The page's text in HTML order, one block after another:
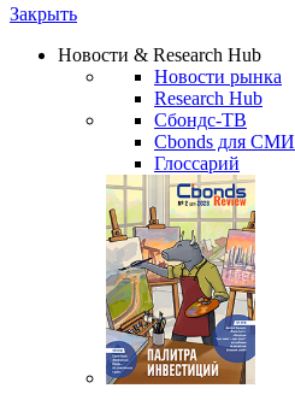
Закрыть
Новости & Research Hub
Новости рынка
Research Hub
Сбондс-ТВ
Cbonds для СМИ
Глоссарий